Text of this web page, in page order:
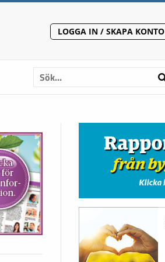
LOGGA IN / SKAPA KONTO